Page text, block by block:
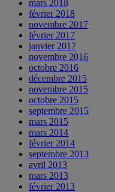
mars 2018
février 2018
novembre 2017
février 2017
janvier 2017
novembre 2016
octobre 2016
décembre 2015
novembre 2015
octobre 2015
septembre 2015
mars 2015
mars 2014
février 2014
septembre 2013
avril 2013
mars 2013
février 2013